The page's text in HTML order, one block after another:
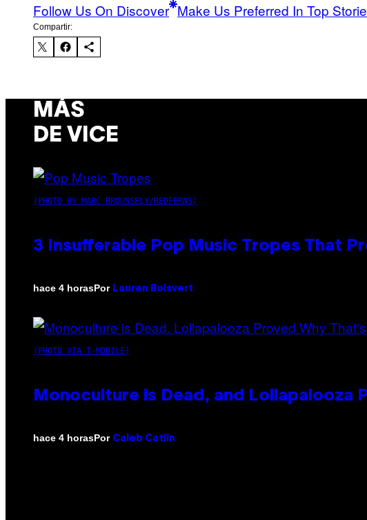
Follow Us On Discover Make Us Preferred In Top
Compartir:
MÁS
DE VICE
(PHOTO BY MARC BROUSSELY/REDFERNS)
3 Insufferable Pop Music Tropes That
hace 4 horasPor Lauren Boisvert
(PHOTO VIA T-MOBILE)
Monoculture is Dead, and Lollapalooza
hace 4 horasPor Caleb Catlin